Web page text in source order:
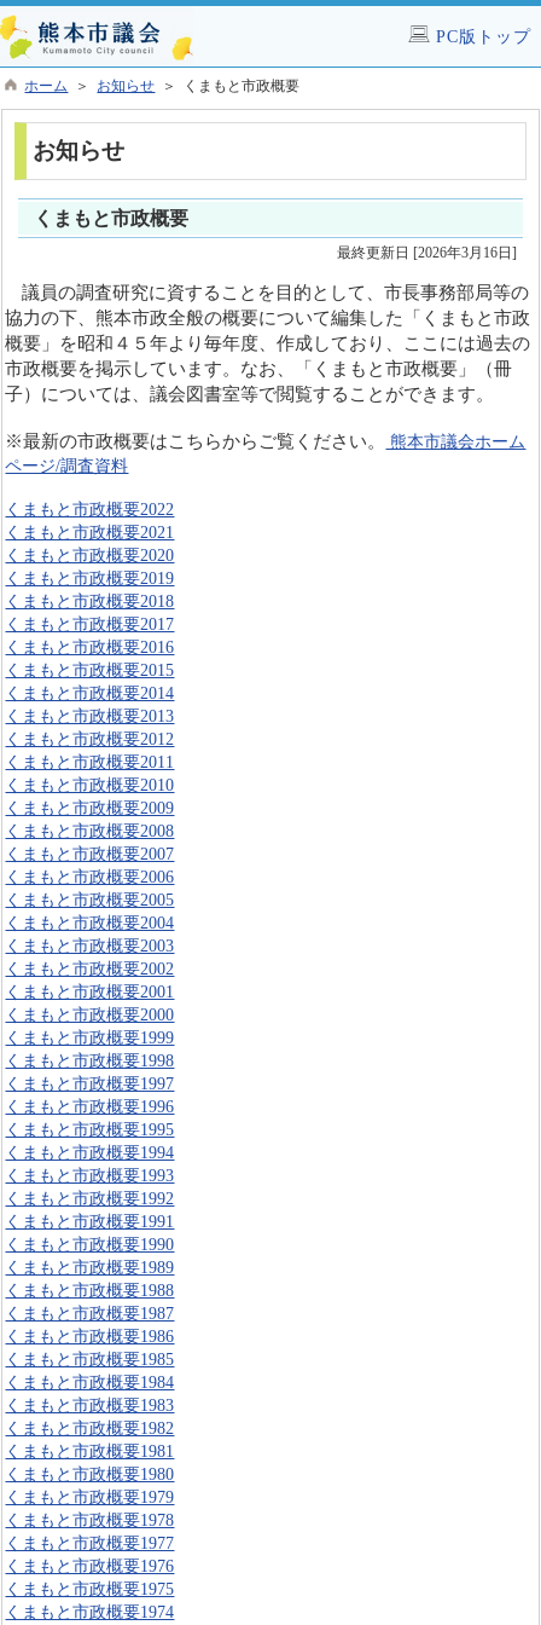
PC版トップ
ホーム ＞ お知らせ ＞ くまもと市政概要
お知らせ
くまもと市政概要
最終更新日 [2026年3月16日]
議員の調査研究に資することを目的として、市長事務部局等の
協力の下、熊本市政全般の概要について編集した「くまもと市政
概要」を昭和４５年より毎年度、作成しており、ここには過去の
市政概要を掲示しています。 なお、「くまもと市政概要」（冊
子）については、議会図書室等で閲覧することができます。
※最新の市政概要はこちらからご覧ください。
熊本市議会ホーム
ページ/調査資料
くまもと市政概要2022
くまもと市政概要2021
くまもと市政概要2020
くまもと市政概要2019
くまもと市政概要2018
くまもと市政概要2017
くまもと市政概要2016
くまもと市政概要2015
くまもと市政概要2014
くまもと市政概要2013
くまもと市政概要2012
くまもと市政概要2011
くまもと市政概要2010
くまもと市政概要2009
くまもと市政概要2008
くまもと市政概要2007
くまもと市政概要2006
くまもと市政概要2005
くまもと市政概要2004
くまもと市政概要2003
くまもと市政概要2002
くまもと市政概要2001
くまもと市政概要2000
くまもと市政概要1999
くまもと市政概要1998
くまもと市政概要1997
くまもと市政概要1996
くまもと市政概要1995
くまもと市政概要1994
くまもと市政概要1993
くまもと市政概要1992
くまもと市政概要1991
くまもと市政概要1990
くまもと市政概要1989
くまもと市政概要1988
くまもと市政概要1987
くまもと市政概要1986
くまもと市政概要1985
くまもと市政概要1984
くまもと市政概要1983
くまもと市政概要1982
くまもと市政概要1981
くまもと市政概要1980
くまもと市政概要1979
くまもと市政概要1978
くまもと市政概要1977
くまもと市政概要1976
くまもと市政概要1975
くまもと市政概要1974